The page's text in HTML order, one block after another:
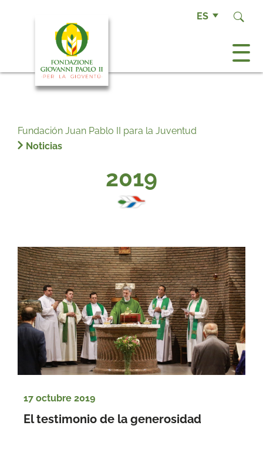
ES
Fundación Juan Pablo II para la Juventud
Noticias
2019
17 octubre 2019
El testimonio de la generosidad